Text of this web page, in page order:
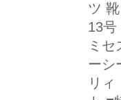
ツ
13号
ミ
ーシ
リ